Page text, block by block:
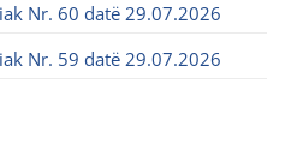
Nr. 60 datë 29.07.2026
Nr. 59 datë 29.07.2026